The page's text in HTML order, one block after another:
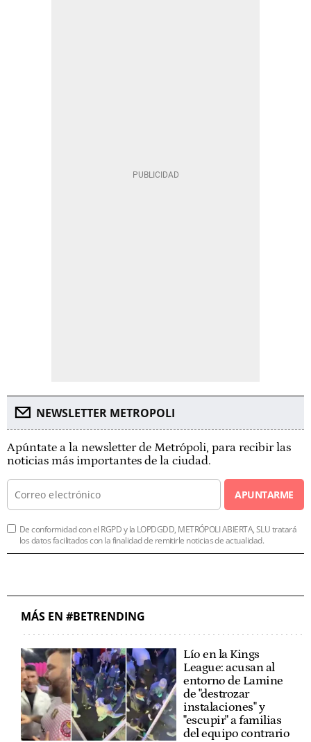
NEWSLETTER METROPOLI
Apúntate a la newsletter de Metrópoli, para recibir las
noticias más importantes de la ciudad.
APUNTARME
De conformidad con el RGPD y la LOPDGDD, METRÓPOLI ABIERTA, SLU tratará
los datos facilitados con la finalidad de remitirle noticias de actualidad.
MÁS EN #BETRENDING
Lío en la Kings
League: acusan al
entorno de Lamine
de "destrozar
instalaciones" y
"escupir" a familias
del equipo contrario